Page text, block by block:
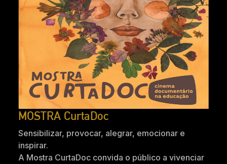
MOSTRA CurtaDoc
Sensibilizar, provocar, alegrar, emocionar e
inspirar.
A Mostra CurtaDoc convida o público a vivenciar